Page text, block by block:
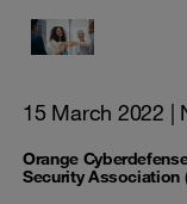
15 March 2022 |
Orange
Security Association